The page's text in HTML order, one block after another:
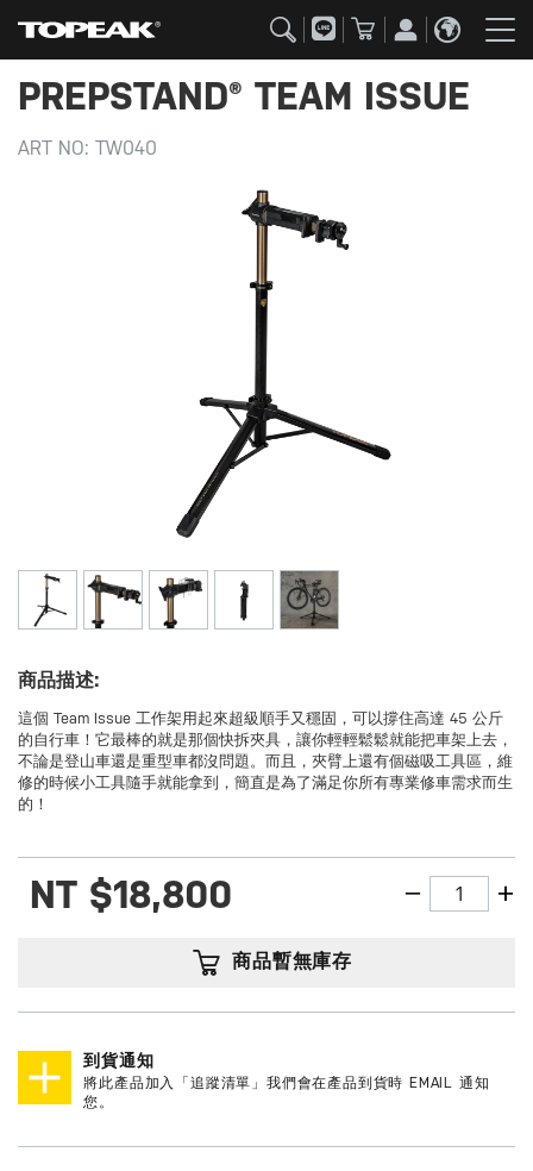
PREPSTAND® TEAM ISSUE
ART NO: TW040
商品描述:
這個 Team Issue 工作架用起來超級順手又穩固，可以撐住高達 45 公斤
的自行車！它最棒的就是那個快拆夾具，讓你輕輕鬆鬆就能把車架上去，
不論是登山車還是重型車都沒問題。而且，夾臂上還有個磁吸工具區，維
修的時候小工具隨手就能拿到，簡直是為了滿足你所有專業修車需求而生
的！
NT $18,800
商品暫無庫存
到貨通知
將此產品加入「追蹤清單」我們會在產品到貨時 EMAIL 通知
您。